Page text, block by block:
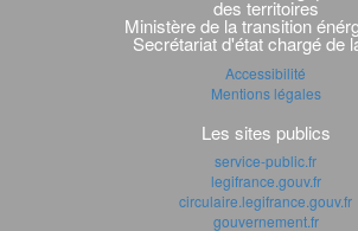
des territoires
Ministère de la transition
Secrétariat d'état chargé de
Accessibilité
Mentions légales
Les sites publics
service-public.fr
legifrance.gouv.fr
circulaire.legifrance.gouv.fr
gouvernement.fr